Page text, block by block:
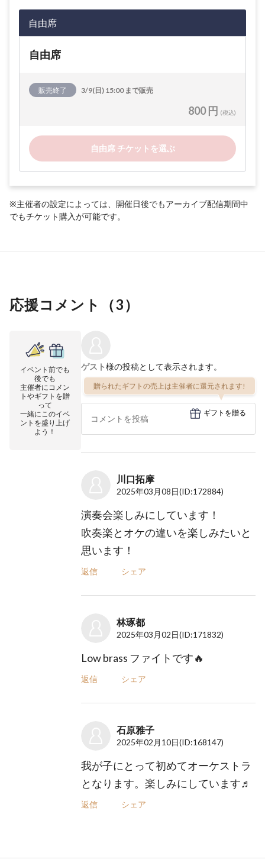
自由席
自由席
販売終了 3/9(日) 15:00 まで販売
800 円 (税込)
自由席 チケットを選ぶ
※主催者の設定によっては、開催日後でもアーカイブ配信期間中
でもチケット購入が可能です。
応援コメント（3）
イベント前でも
後でも
主催者にコメン
トやギフトを贈
って
一緒にこのイベ
ントを盛り上げ
よう！
ゲスト様の投稿として表示されます。
贈られたギフトの売上は主催者に還元されます!
ギフトを贈る
川口拓摩
2025年03月08日(ID:172884)
演奏会楽しみにしています！
吹奏楽とオケの違いを楽しみたいと
思います！
返信 シェア
林琢都
2025年03月02日(ID:171832)
Low brass ファイトです🔥
返信 シェア
石原雅子
2025年02月10日(ID:168147)
我が子にとって初めてオーケストラ
となります。楽しみにしています♬
返信 シェア